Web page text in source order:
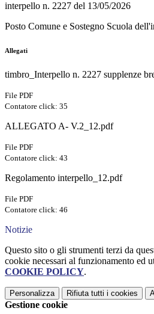
interpello n. 2227 del 13/05/2026
Posto Comune e Sostegno Scuola
Allegati
timbro_Interpello n. 2227 supplenze
File PDF
Contatore click: 35
ALLEGATO A- V.2_12.pdf
File PDF
Contatore click: 43
Regolamento interpello_12.pdf
File PDF
Contatore click: 46
Notizie
Questo sito o gli strumenti terzi da
cookie necessari al funzionamento ed
COOKIE POLICY.
Personalizza Rifiuta tutti i cookies
Gestione cookie